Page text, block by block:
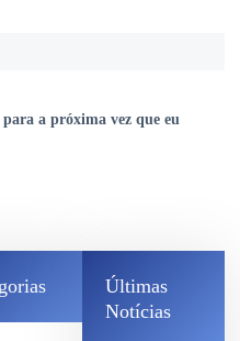
a próxima vez que eu
Últimas
Notícias